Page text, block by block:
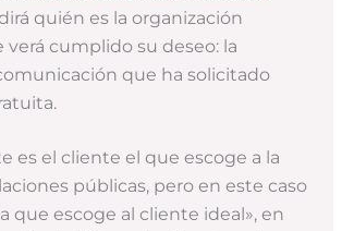
quién es la organización
verá cumplido su deseo: la
que ha solicitado
es el cliente el que escoge a la
públicas, pero en este caso
que escoge al cliente ideal», en